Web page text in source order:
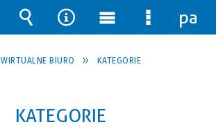
WIRTUALNE BIURO KATEGORIE
KATEGORIE
Wyszukiwarka
Narzędzia
Menu
główne
Menu